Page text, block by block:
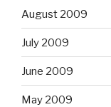
August 2009
July 2009
June 2009
May 2009